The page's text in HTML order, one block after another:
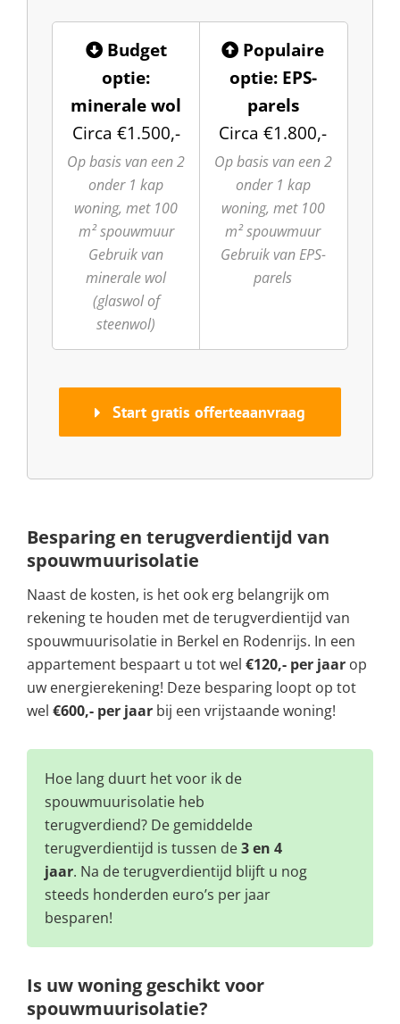
Budget
optie:
minerale wol
Circa €1.500,-
Op basis van een 2
onder 1 kap
woning, met 100
m² spouwmuur
Gebruik van
minerale wol
(glaswol of
steenwol)
Populaire
optie: EPS-
parels
Circa €1.800,-
Op basis van een 2
onder 1 kap
woning, met 100
m² spouwmuur
Gebruik van EPS-
parels
Start gratis offerteaanvraag
Besparing en terugverdientijd van
spouwmuurisolatie
Naast de kosten, is het ook erg belangrijk om
rekening te houden met de terugverdientijd van
spouwmuurisolatie in Berkel en Rodenrijs. In een
appartement bespaart u tot wel €120,- per jaar op
uw energierekening! Deze besparing loopt op tot
wel €600,- per jaar bij een vrijstaande woning!
Hoe lang duurt het voor ik de
spouwmuurisolatie heb
terugverdiend? De gemiddelde
terugverdientijd is tussen de3 en 4
jaar. Na de terugverdientijd blijft u nog
steeds honderden euro’s per jaar
besparen!
Is uw woning geschikt voor
spouwmuurisolatie?